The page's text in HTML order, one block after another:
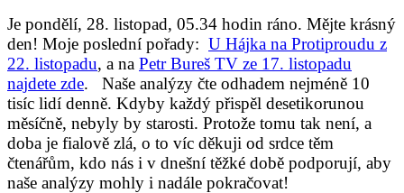
Je pondělí, 28. listopad, 05.34 hodin ráno. Mějte krásný
den! Moje poslední pořady: U Hájka na Protiproudu z
22. listopadu, a na Petr Bureš TV ze 17. listopadu
najdete zde. Naše analýzy čte odhadem nejméně 10
tisíc lidí denně. Kdyby každý přispěl desetikorunou
měsíčně, nebyly by starosti. Protože tomu tak není, a
doba je fialově zlá, o to víc děkuji od srdce těm
čtenářům, kdo nás i v dnešní těžké době podporují, aby
naše analýzy mohly i nadále pokračovat!